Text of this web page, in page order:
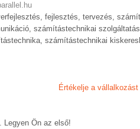
fejlesztés, tervezés,
számítástechnikai
számítástechnikai
Értékelje a vállalkozást
Legyen Ön az első!